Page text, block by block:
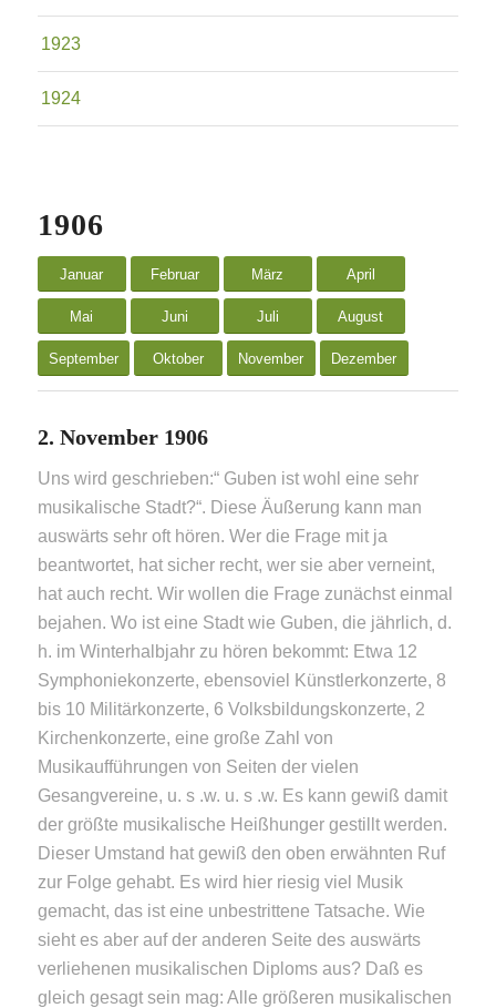
1923
1924
1906
Januar Februar März April
Mai Juni Juli August
September Oktober November Dezember
2. November 1906
Uns wird geschrieben:“ Guben ist wohl eine sehr
musikalische Stadt?“. Diese Äußerung kann man
auswärts sehr oft hören. Wer die Frage mit ja
beantwortet, hat sicher recht, wer sie aber verneint,
hat auch recht. Wir wollen die Frage zunächst einmal
bejahen. Wo ist eine Stadt wie Guben, die jährlich, d.
h. im Winterhalbjahr zu hören bekommt: Etwa 12
Symphoniekonzerte, ebensoviel Künstlerkonzerte, 8
bis 10 Militärkonzerte, 6 Volksbildungskonzerte, 2
Kirchenkonzerte, eine große Zahl von
Musikaufführungen von Seiten der vielen
Gesangvereine, u. s .w. u. s .w. Es kann gewiß damit
der größte musikalische Heißhunger gestillt werden.
Dieser Umstand hat gewiß den oben erwähnten Ruf
zur Folge gehabt. Es wird hier riesig viel Musik
gemacht, das ist eine unbestrittene Tatsache. Wie
sieht es aber auf der anderen Seite des auswärts
verliehenen musikalischen Diploms aus? Daß es
gleich gesagt sein mag: Alle größeren musikalischen